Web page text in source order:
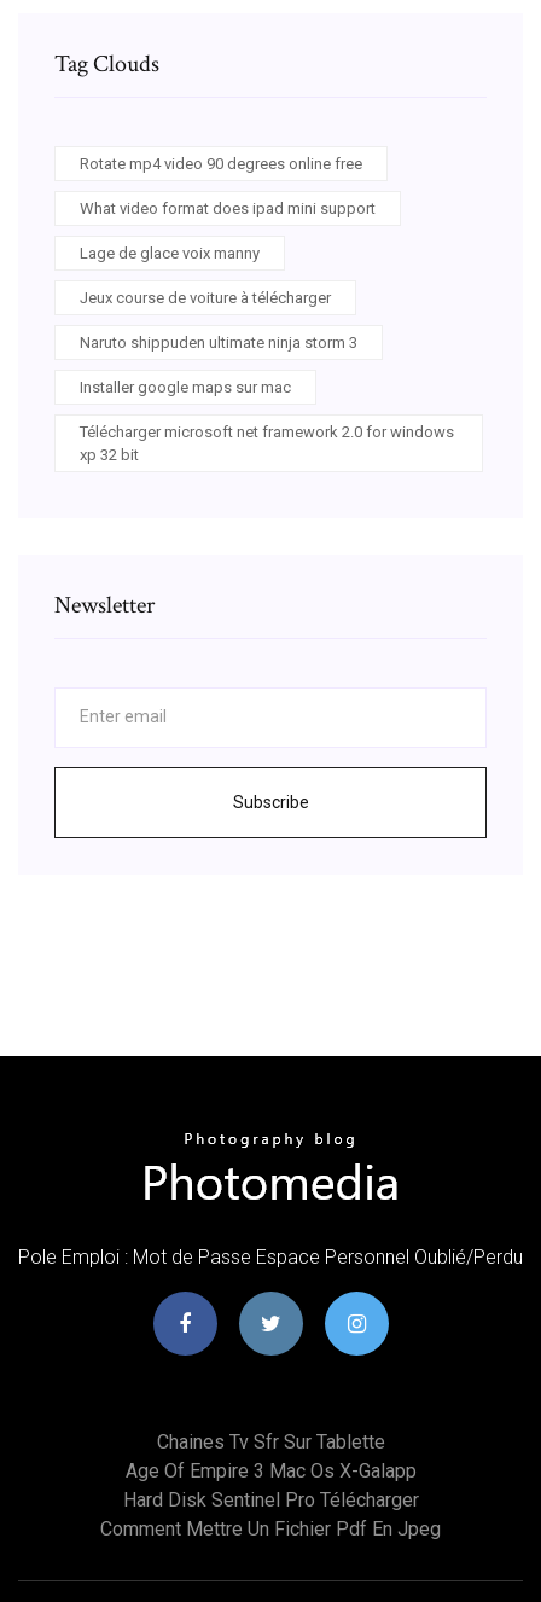
Tag Clouds
Rotate mp4 video 90 degrees online free
What video format does ipad mini support
Lage de glace voix manny
Jeux course de voiture à télécharger
Naruto shippuden ultimate ninja storm 3
Installer google maps sur mac
Télécharger microsoft net framework 2.0 for windows
xp 32 bit
Newsletter
Subscribe
Pole Emploi : Mot de Passe Espace Personnel Oublié/Perdu
Chaines Tv Sfr Sur Tablette
Age Of Empire 3 Mac Os X-Galapp
Hard Disk Sentinel Pro Télécharger
Comment Mettre Un Fichier Pdf En Jpeg